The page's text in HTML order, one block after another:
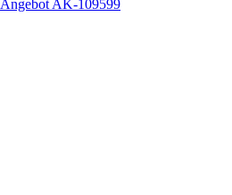
Angebot AK-109599